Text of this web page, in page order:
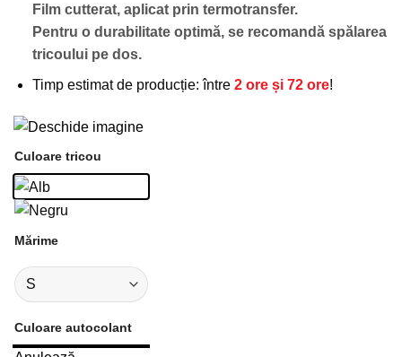
Film cutterat, aplicat prin termotransfer.
Pentru o durabilitate optimă, se recomandă spălarea
tricoului pe dos.
Timp estimat de producție: între 2 ore și 72 ore!
Culoare tricou
Mărime
Culoare autocolant